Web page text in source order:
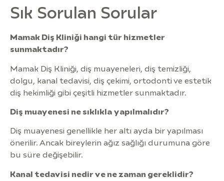
Sık Sorulan Sorular
Mamak Diş Kliniği hangi tür hizmetler
sunmaktadır?
Mamak Diş Kliniği, diş muayeneleri, diş temizliği,
dolgu, kanal tedavisi, diş çekimi, ortodonti ve estetik
diş hekimliği gibi çeşitli hizmetler sunmaktadır.
Diş muayenesi ne sıklıkla yapılmalıdır?
Diş muayenesi genellikle her altı ayda bir yapılması
önerilir. Ancak bireylerin ağız sağlığı durumuna göre
bu süre değişebilir.
Kanal tedavisi nedir ve ne zaman gereklidir?